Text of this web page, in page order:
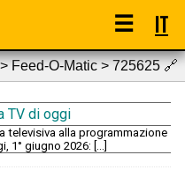
☰ IT
Feed-O-Matic > 725625🔗
TV di oggi
televisiva alla programmazione
1° giugno 2026: […]